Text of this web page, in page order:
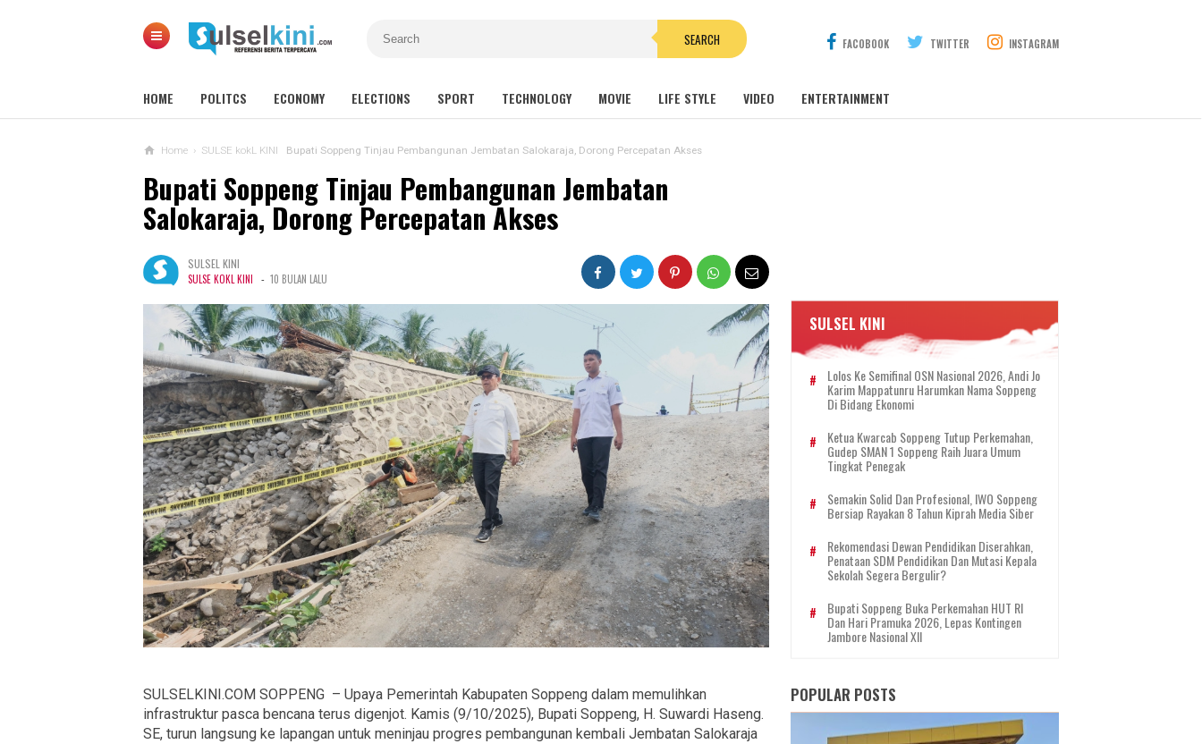
SEARCH FACOBOOK TWITTER INSTAGRAM
HOME POLITCS ECONOMY ELECTIONS SPORT TECHNOLOGY MOVIE LIFE STYLE VIDEO ENTERTAINMENT
Home › SULSE kokL KINI Bupati Soppeng Tinjau Pembangunan Jembatan Salokaraja, Dorong Percepatan Akses
Bupati Soppeng Tinjau Pembangunan Jembatan
Salokaraja, Dorong Percepatan Akses
SULSEL KINI
SULSE KOKL KINI - 10 BULAN LALU
SULSELKINI.COM SOPPENG – Upaya Pemerintah Kabupaten Soppeng dalam memulihkan
infrastruktur pasca bencana terus digenjot. Kamis (9/10/2025), Bupati Soppeng, H. Suwardi Haseng.
SE, turun langsung ke lapangan untuk meninjau progres pembangunan kembali Jembatan Salokaraja
SULSEL KINI
Lolos Ke Semifinal OSN Nasional 2026, Andi Jo
Karim Mappatunru Harumkan Nama Soppeng
Di Bidang Ekonomi
Ketua Kwarcab Soppeng Tutup Perkemahan,
Gudep SMAN 1 Soppeng Raih Juara Umum
Tingkat Penegak
Semakin Solid Dan Profesional, IWO Soppeng
Bersiap Rayakan 8 Tahun Kiprah Media Siber
Rekomendasi Dewan Pendidikan Diserahkan,
Penataan SDM Pendidikan Dan Mutasi Kepala
Sekolah Segera Bergulir?
Bupati Soppeng Buka Perkemahan HUT RI
Dan Hari Pramuka 2026, Lepas Kontingen
Jambore Nasional XII
POPULAR POSTS